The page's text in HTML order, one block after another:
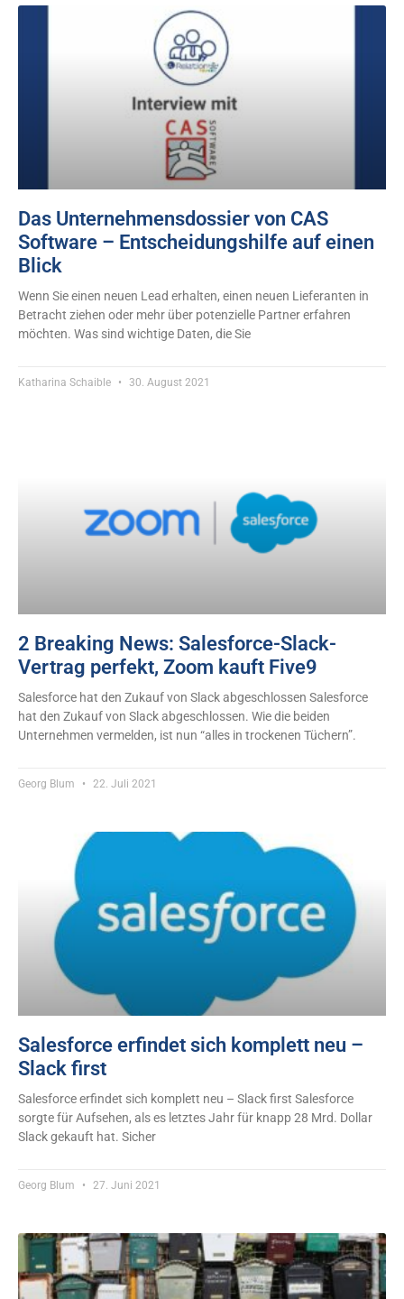
Das Unternehmensdossier von CAS
Software – Entscheidungshilfe auf einen
Blick
Wenn Sie einen neuen Lead erhalten, einen neuen Lieferanten in
Betracht ziehen oder mehr über potenzielle Partner erfahren
möchten. Was sind wichtige Daten, die Sie
Katharina Schaible 30. August 2021
2 Breaking News: Salesforce-Slack-
Vertrag perfekt, Zoom kauft Five9
Salesforce hat den Zukauf von Slack abgeschlossen Salesforce
hat den Zukauf von Slack abgeschlossen. Wie die beiden
Unternehmen vermelden, ist nun “alles in trockenen Tüchern”.
Georg Blum 22. Juli 2021
Salesforce erfindet sich komplett neu –
Slack first
Salesforce erfindet sich komplett neu – Slack first Salesforce
sorgte für Aufsehen, als es letztes Jahr für knapp 28 Mrd. Dollar
Slack gekauft hat. Sicher
Georg Blum 27. Juni 2021